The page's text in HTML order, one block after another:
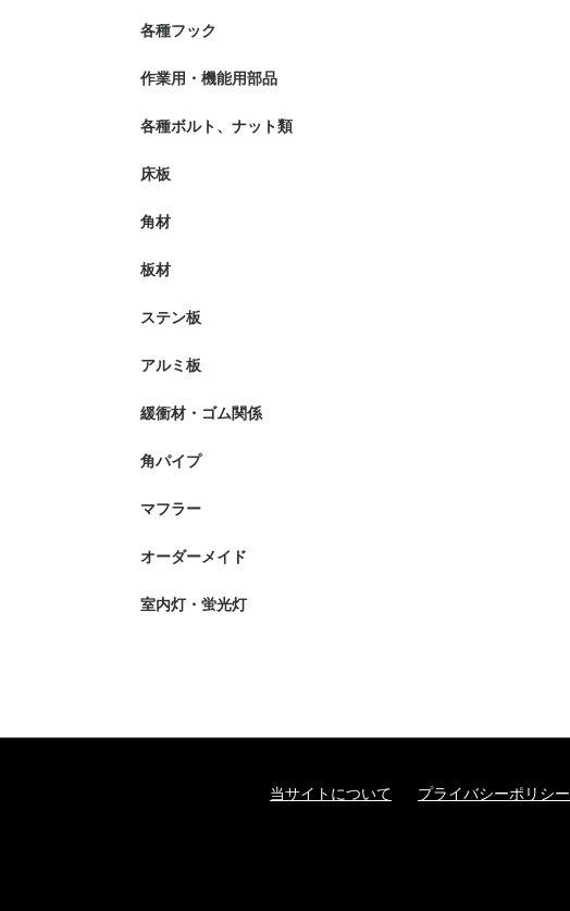
各種フック
作業用・機能用部品
各種ボルト、ナット類
床板
角材
板材
ステン板
アルミ板
緩衝材・ゴム関係
角パイプ
マフラー
オーダーメイド
室内灯・蛍光灯
当サイトについて プライバシーポリシー